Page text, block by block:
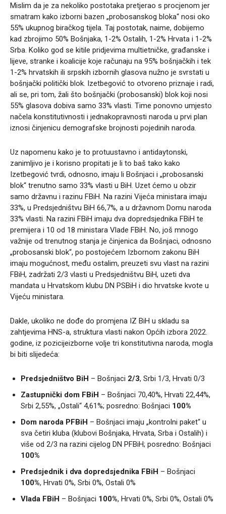
Mislim da je za nekoliko postotaka pretjerao s procjenom jer
smatram kako izborni bazen „probosanskog bloka“ nosi oko
55% ukupnog biračkog tijela. Taj postotak, naime, dobijemo
kad zbrojimo 50% Bošnjaka, 1-2% Ostalih, 1-2% Hrvata i 1-2%
Srba. Koliko god se kitile pridjevima multietničke, građanske i
lijeve, stranke i koalicije koje računaju na 95% bošnjačkih i tek
1-2% hrvatskih ili srpskih izbornih glasova nužno je svrstati u
bošnjački politički blok. Izetbegović to otvoreno priznaje i radi,
ali se, pri tom, žali što bošnjački (probosanski) blok koji nosi
55% glasova dobiva samo 33% vlasti. Time ponovno umjesto
načela konstitutivnosti i jednakopravnosti naroda u prvi plan
iznosi činjenicu demografske brojnosti pojedinih naroda.
Uz napomenu kako je to protuustavno i antidaytonski,
zanimljivo je i korisno propitati je li to baš tako kako
Izetbegović tvrdi, odnosno, imaju li Bošnjaci i „probosanski
blok“ trenutno samo 33% vlasti u BiH. Uzet ćemo u obzir
samo državnu i razinu FBiH. Na razini Vijeća ministara imaju
33%, u Predsjedništvu BiH 66,7%, a u državnom Domu naroda
33% vlasti. Na razini FBiH imaju dva dopredsjednika FBiH te
premijera i 10 od 18 ministara Vlade FBiH. No, još mnogo
važnije od trenutnog stanja je činjenica da Bošnjaci, odnosno
„probosanski blok“, po postojećem Izbornom zakonu BiH
imaju mogućnost, među ostalim, preuzeti svu vlast na razini
FBiH, zadržati 2/3 vlasti u Predsjedništvu BiH, uzeti dva
mandata u Hrvatskom klubu DN PSBiH i dio hrvatske kvote u
Vijeću ministara.
Dakle, ukoliko ne dođe do promjena IZ BiH u skladu sa
zahtjevima HNS-a, struktura vlasti nakon Općih izbora 2022.
godine, iz pozicijeizborne volje tri konstitutivna naroda, mogla
bi biti slijedeća:
Predsjedništvo BiH – Bošnjaci 2/3, Srbi 1/3, Hrvati 0/3
Zastupnički dom FBiH – Bošnjaci 70,40%, Hrvati 22,44%,
Srbi 2,55%, „Ostali“ 4,61%; posredno: Bošnjaci 100%
Dom naroda PFBiH – Bošnjaci imaju „kontrolni paket“ u
sva četiri kluba (klubovi Bošnjaka, Hrvata, Srba i Ostalih) i
više od 2/3 na razini cijelog DN PFBiH; posredno: Bošnjaci
100%
Predsjednik i dva dopredsjednika FBiH – Bošnjaci
100%, Hrvati 0%, Srbi 0%, Ostali 0%
Vlada FBiH – Bošnjaci 100%, Hrvati 0%, Srbi 0%, Ostali 0%